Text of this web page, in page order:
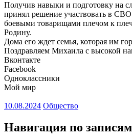
Получив навыки и подготовку на
принял решение участвовать в
боевыми товарищами плечом к
Родину.
Дома его ждет семья, которая им
Поздравляем Михаила с высокой
Вконтакте
Facebook
Одноклассники
Мой мир
10.08.2024 Общество
Навигация по записям